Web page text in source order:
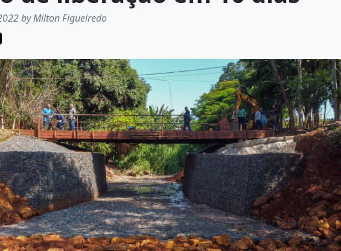
by Milton Figueiredo